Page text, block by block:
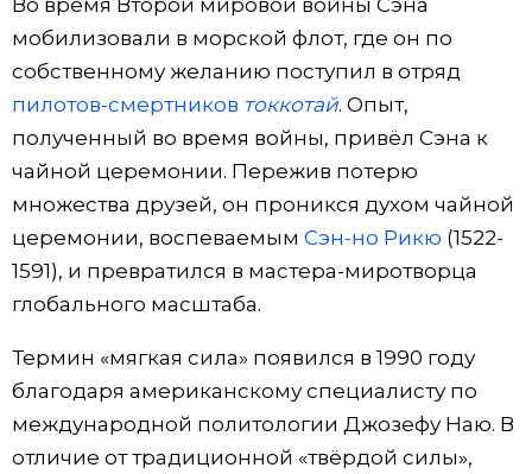
Во время Второй мировой войны Сэна
мобилизовали в морской флот, где он по
собственному желанию поступил в отряд
пилотов-смертников токкотай. Опыт,
полученный во время войны, привёл Сэна к
чайной церемонии. Пережив потерю
множества друзей, он проникся духом чайной
церемонии, воспеваемым Сэн-но Рикю (1522-
1591), и превратился в мастера-миротворца
глобального масштаба.
Термин «мягкая сила» появился в 1990 году
благодаря американскому специалисту по
международной политологии Джозефу Наю. В
отличие от традиционной «твёрдой силы»,